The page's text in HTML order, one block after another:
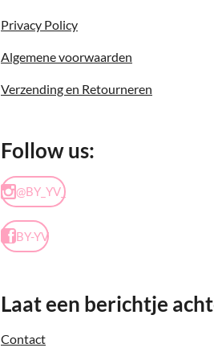
Privacy Policy
Algemene voorwaarden
Verzending en Retourneren
Follow us:
@BY_YV_
BY-YV
Laat een berichtje
Contact